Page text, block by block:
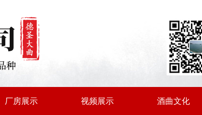
厂房展示 视频展示 酒曲文化